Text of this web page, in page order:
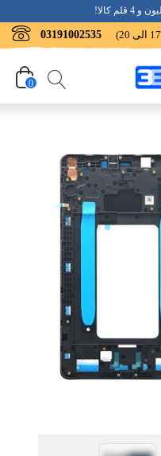
03191002535
0